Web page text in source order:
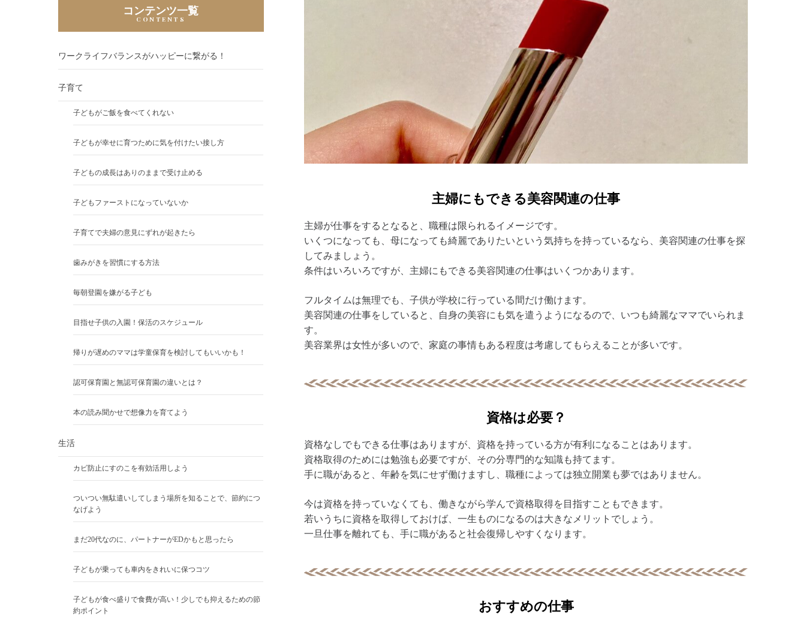
主婦にもできる美容関連の仕事
主婦が仕事をするとなると、職種は限られるイメージです。
いくつになっても、母になっても綺麗でありたいという気持ちを持っているなら、美容関連の仕事を探
してみましょう。
条件はいろいろですが、主婦にもできる美容関連の仕事はいくつかあります。
フルタイムは無理でも、子供が学校に行っている間だけ働けます。
美容関連の仕事をしていると、自身の美容にも気を遣うようになるので、いつも綺麗なママでいられま
す。
美容業界は女性が多いので、家庭の事情もある程度は考慮してもらえることが多いです。
資格は必要？
資格なしでもできる仕事はありますが、資格を持っている方が有利になることはあります。
資格取得のためには勉強も必要ですが、その分専門的な知識も持てます。
手に職があると、年齢を気にせず働けますし、職種によっては独立開業も夢ではありません。
今は資格を持っていなくても、働きながら学んで資格取得を目指すこともできます。
若いうちに資格を取得しておけば、一生ものになるのは大きなメリットでしょう。
一旦仕事を離れても、手に職があると社会復帰しやすくなります。
おすすめの仕事
コンテンツ一覧
ワークライフバランスがハッピーに繋がる！
子育て
子どもがご飯を食べてくれない
子どもが幸せに育つために気を付けたい接し方
子どもの成長はありのままで受け止める
子どもファーストになっていないか
子育てで夫婦の意見にずれが起きたら
歯みがきを習慣にする方法
毎朝登園を嫌がる子ども
目指せ子供の入園！保活のスケジュール
帰りが遅めのママは学童保育を検討してもいいかも！
認可保育園と無認可保育園の違いとは？
本の読み聞かせで想像力を育てよう
生活
カビ防止にすのこを有効活用しよう
ついつい無駄遣いしてしまう場所を知ることで、節約につ
なげよう
まだ20代なのに、パートナーがEDかもと思ったら
子どもが乗っても車内をきれいに保つコツ
子どもが食べ盛りで食費が高い！少しでも抑えるための節
約ポイント